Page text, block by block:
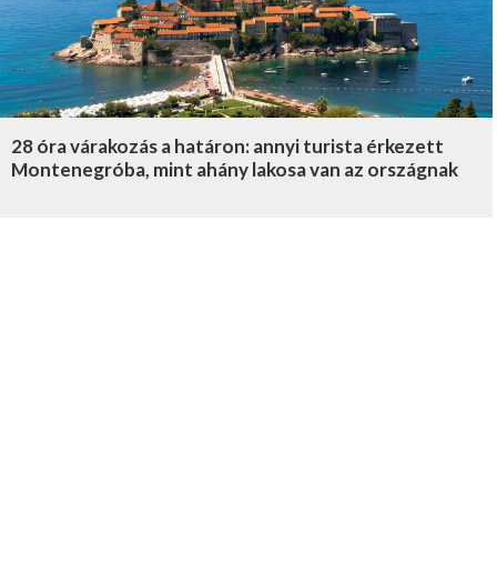
28 óra várakozás a határon: annyi turista érkezett
Montenegróba, mint ahány lakosa van az országnak